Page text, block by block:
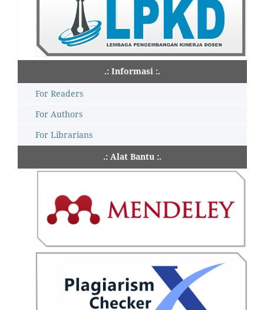
.: Informasi :.
For Readers
For Authors
For Librarians
.: Alat Bantu :.